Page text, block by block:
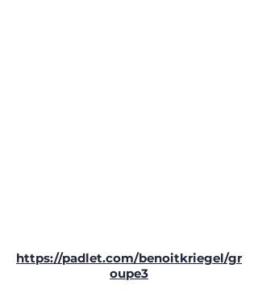
https://padlet.com/benoitkriegel/gr
oupe3